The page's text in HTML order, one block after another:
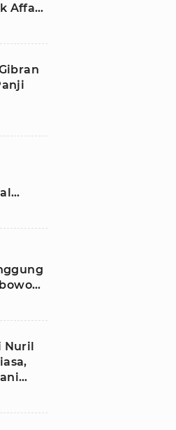
Affan
Nuril